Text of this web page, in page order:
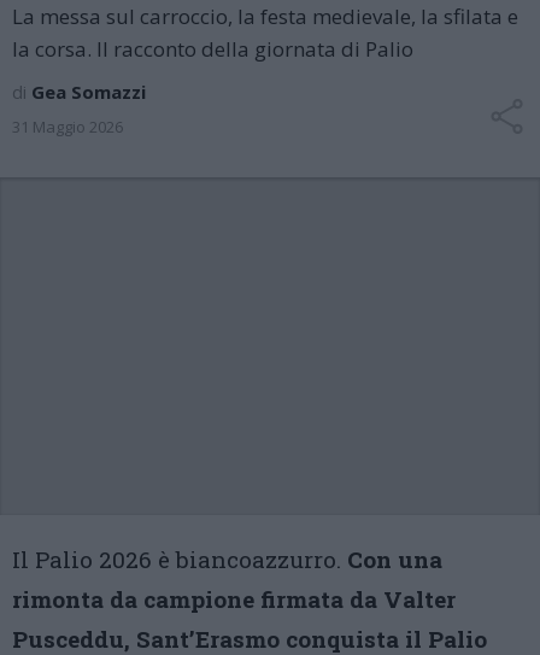
La messa sul carroccio, la festa medievale, la sfilata e
la corsa. Il racconto della giornata di Palio
di Gea Somazzi
31 Maggio 2026
Il Palio 2026 è biancoazzurro. Con una
rimonta da campione firmata da Valter
Pusceddu, Sant’Erasmo conquista il Palio